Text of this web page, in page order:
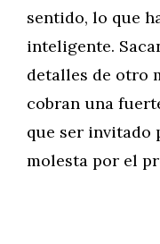
sentido, lo que
inteligente.
detalles de otro
cobran una
que ser invitado
molesta por el